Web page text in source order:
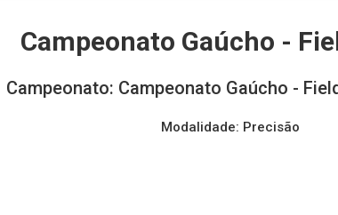
Campeonato Gaúcho -
Campeonato: Campeonato Gaúcho -
Modalidade: Precisão